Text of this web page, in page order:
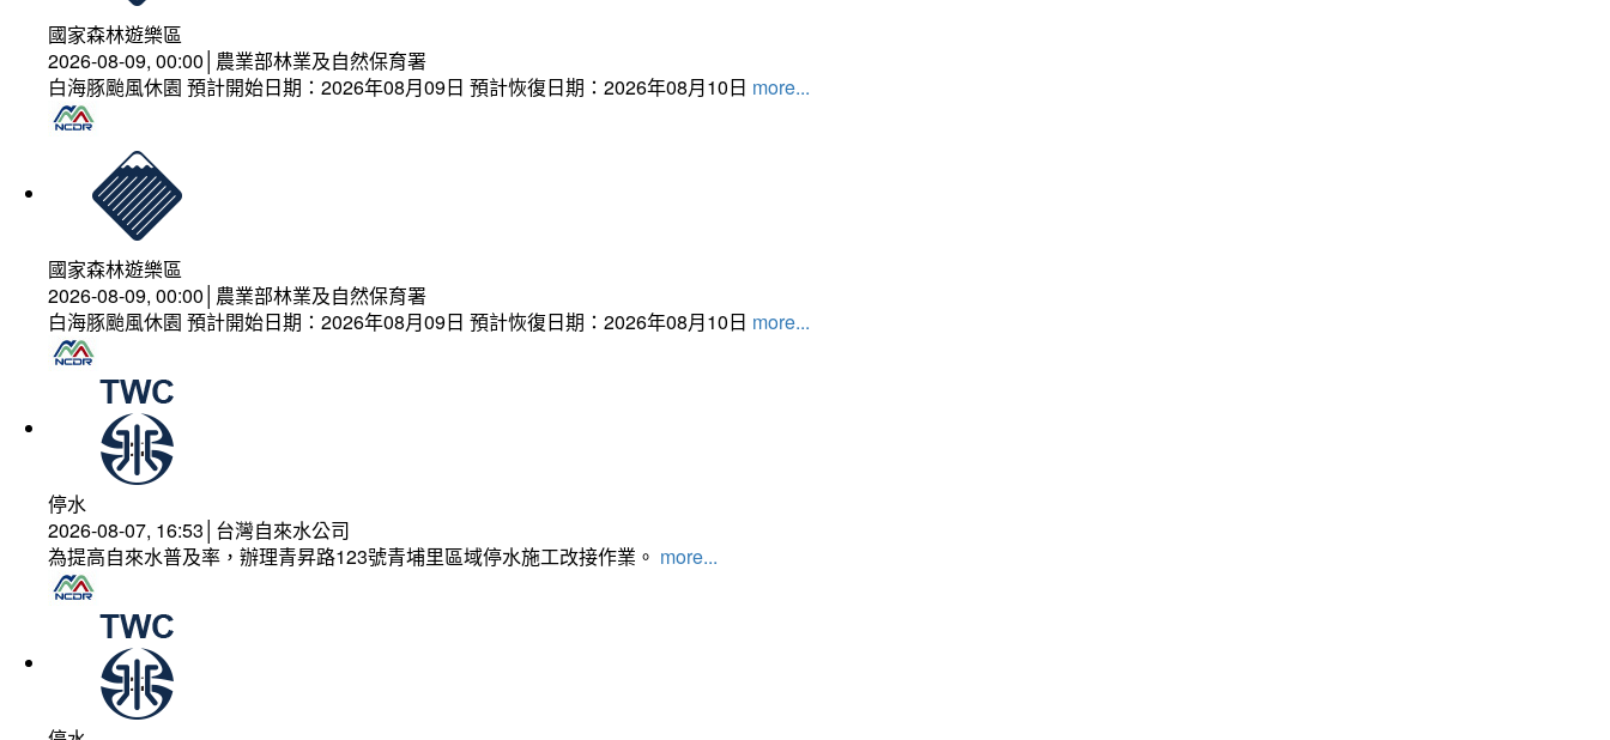
國家森林遊樂區
2026-08-09, 00:00│農業部林業及自然保育署
白海豚颱風休園 預計開始日期：2026年08月09日 預計恢復日期：2026年08月10日 more...
國家森林遊樂區
2026-08-09, 00:00│農業部林業及自然保育署
白海豚颱風休園 預計開始日期：2026年08月09日 預計恢復日期：2026年08月10日 more...
停水
2026-08-07, 16:53│台灣自來水公司
為提高自來水普及率，辦理青昇路123號青埔里區域停水施工改接作業。 more...